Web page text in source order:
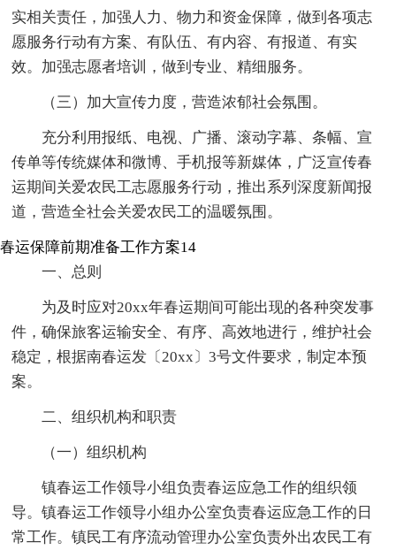
实相关责任，加强人力、物力和资金保障，做到各项志
愿服务行动有方案、有队伍、有内容、有报道、有实
效。加强志愿者培训，做到专业、精细服务。
（三）加大宣传力度，营造浓郁社会氛围。
充分利用报纸、电视、广播、滚动字幕、条幅、宣
传单等传统媒体和微博、手机报等新媒体，广泛宣传春
运期间关爱农民工志愿服务行动，推出系列深度新闻报
道，营造全社会关爱农民工的温暖氛围。
春运保障前期准备工作方案14
一、总则
为及时应对20xx年春运期间可能出现的各种突发事
件，确保旅客运输安全、有序、高效地进行，维护社会
稳定，根据南春运发〔20xx〕3号文件要求，制定本预
案。
二、组织机构和职责
（一）组织机构
镇春运工作领导小组负责春运应急工作的组织领
导。镇春运工作领导小组办公室负责春运应急工作的日
常工作。镇民工有序流动管理办公室负责外出农民工有